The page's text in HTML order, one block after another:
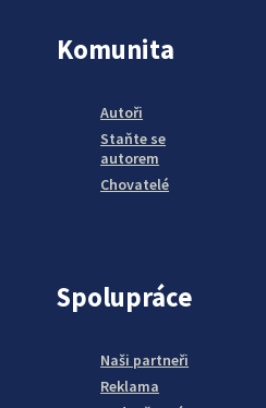
Komunita
Autoři
Staňte se
autorem
Chovatelé
Spolupráce
Naši partneři
Reklama